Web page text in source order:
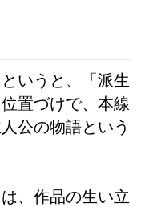
いうと、「派生
置づけで、本線
公の物語という
、作品の生い立